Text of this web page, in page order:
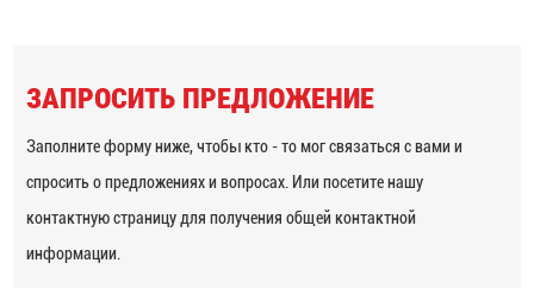
ЗАПРОСИТЬ ПРЕДЛОЖЕНИЕ
Заполните форму ниже, чтобы кто - то мог связаться с вами и
спросить о предложениях и вопросах. Или посетите нашу
контактную страницу для получения общей контактной
информации.